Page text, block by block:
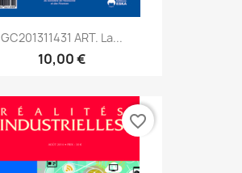
GC201311431 ART. La...
10,00 €
favorite_border